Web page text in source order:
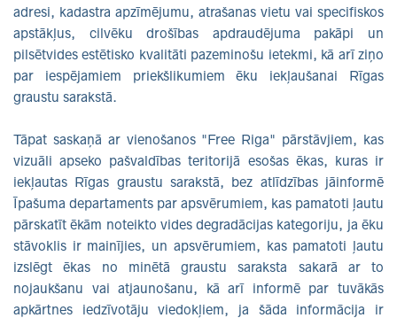
adresi, kadastra apzīmējumu, atrašanas vietu vai specifiskos
apstākļus, cilvēku drošības apdraudējuma pakāpi un
pilsētvides estētisko kvalitāti pazeminošu ietekmi, kā arī ziņo
par iespējamiem priekšlikumiem ēku iekļaušanai Rīgas
graustu sarakstā.
Tāpat saskaņā ar vienošanos "Free Riga" pārstāvjiem, kas
vizuāli apseko pašvaldības teritorijā esošas ēkas, kuras ir
iekļautas Rīgas graustu sarakstā, bez atlīdzības jāinformē
Īpašuma departaments par apsvērumiem, kas pamatoti ļautu
pārskatīt ēkām noteikto vides degradācijas kategoriju, ja ēku
stāvoklis ir mainījies, un apsvērumiem, kas pamatoti ļautu
izslēgt ēkas no minētā graustu saraksta sakarā ar to
nojaukšanu vai atjaunošanu, kā arī informē par tuvākās
apkārtnes iedzīvotāju viedokļiem, ja šāda informācija ir